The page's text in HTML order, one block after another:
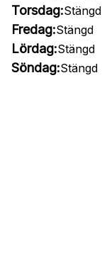
Torsdag:Stängd
Fredag:Stängd
Lördag:Stängd
Söndag:Stängd